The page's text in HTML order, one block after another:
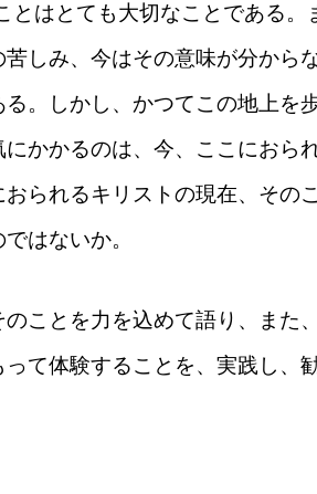
はとても大切なことである。
しみ、今はその意味が分から
。しかし、かつてこの地上を
かかるのは、今、ここにおら
られるキリストの現在、その
はないか。
ことを力を込めて語り、また
て体験することを、実践し、